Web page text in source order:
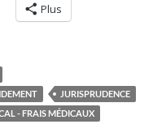
Plus
JURISPRUDENCE
- FRAIS MÉDICAUX